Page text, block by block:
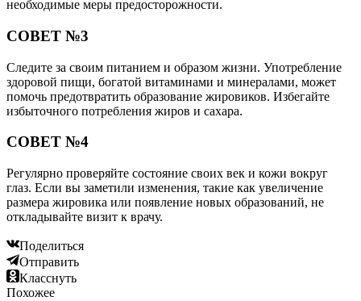
необходимые меры предосторожности.
СОВЕТ №3
Следите за своим питанием и образом жизни. Употребление
здоровой пищи, богатой витаминами и минералами, может
помочь предотвратить образование жировиков. Избегайте
избыточного потребления жиров и сахара.
СОВЕТ №4
Регулярно проверяйте состояние своих век и кожи вокруг
глаз. Если вы заметили изменения, такие как увеличение
размера жировика или появление новых образований, не
откладывайте визит к врачу.
Поделиться
Отправить
Класснуть
Похожее